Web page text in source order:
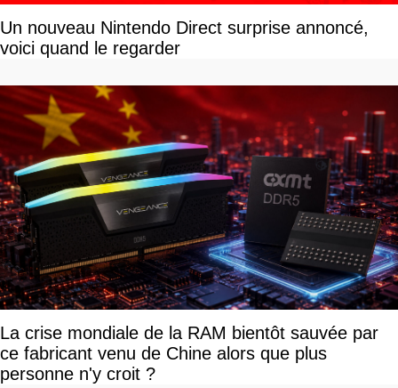
Un nouveau Nintendo Direct surprise annoncé,
voici quand le regarder
La crise mondiale de la RAM bientôt sauvée par
ce fabricant venu de Chine alors que plus
personne n'y croit ?